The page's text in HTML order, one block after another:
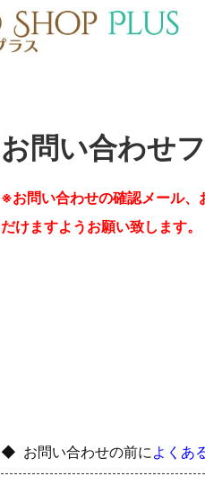
お問い合わせ
※お問い合わせの確認メール、
だけますようお願い致します。
お問い合わせの前に よくあ